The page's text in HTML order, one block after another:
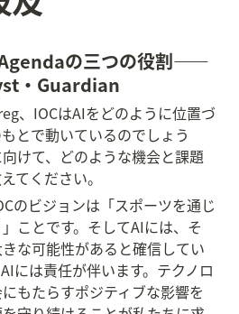
の三つの役割——
・Guardian
、IOCはAIをどのように位置づ
とで動いているのでしょう
けて、どのような機会と課題
てください。
のビジョンは「スポーツを通じ
ことです。そしてAIには、そ
な可能性があると確信してい
には責任が伴います。テクノロ
もたらすポジティブな影響を